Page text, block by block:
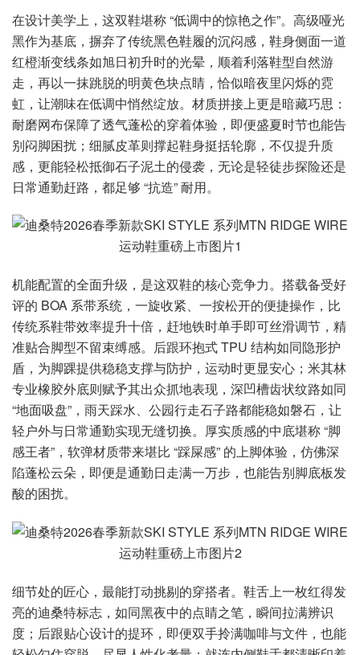
在设计美学上，这双鞋堪称 “低调中的惊艳之作”。高级哑光
黑作为基底，摒弃了传统黑色鞋履的沉闷感，鞋身侧面一道
红橙渐变线条如旭日初升时的光晕，顺着利落鞋型自然游
走，再以一抹跳脱的明黄色块点睛，恰似暗夜里闪烁的霓
虹，让潮味在低调中悄然绽放。材质拼接上更是暗藏巧思：
耐磨网布保障了透气蓬松的穿着体验，即便盛夏时节也能告
别闷脚困扰；细腻皮革则撑起鞋身挺括轮廓，不仅提升质
感，更能轻松抵御石子泥土的侵袭，无论是轻徒步探险还是
日常通勤赶路，都足够 “抗造” 耐用。
机能配置的全面升级，是这双鞋的核心竞争力。搭载备受好
评的 BOA 系带系统，一旋收紧、一按松开的便捷操作，比
传统系鞋带效率提升十倍，赶地铁时单手即可丝滑调节，精
准贴合脚型不留束缚感。后跟环抱式 TPU 结构如同隐形护
盾，为脚踝提供稳稳支撑与防护，运动时更显安心；米其林
专业橡胶外底则赋予其出众抓地表现，深凹槽齿状纹路如同
“地面吸盘”，雨天踩水、公园行走石子路都能稳如磐石，让
轻户外与日常通勤实现无缝切换。厚实质感的中底堪称 “脚
感王者”，软弹材质带来堪比 “踩屎感” 的上脚体验，仿佛深
陷蓬松云朵，即便是通勤日走满一万步，也能告别脚底板发
酸的困扰。
细节处的匠心，最能打动挑剔的穿搭者。鞋舌上一枚红得发
亮的迪桑特标志，如同黑夜中的点睛之笔，瞬间拉满辨识
度；后跟贴心设计的提环，即便双手拎满咖啡与文件，也能